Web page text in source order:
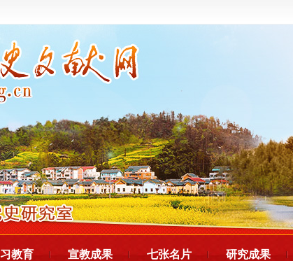
教育 宣教成果 七张名片 研究成果